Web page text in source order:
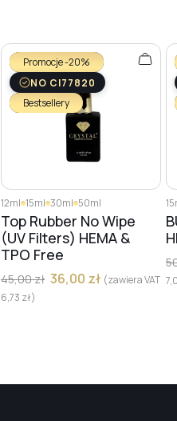
Promocje -20%
NO CI77820
Bestsellery
12ml 15ml 30ml 50ml
Top Rubber No Wipe
(UV Filters) HEMA &
TPO Free
45,00zł 36,00 zł (zawiera VAT
6,73 zł)